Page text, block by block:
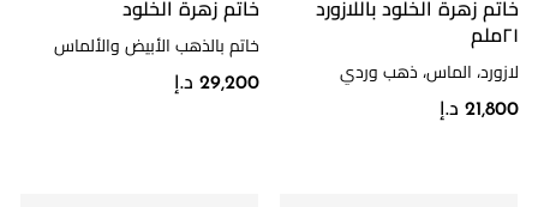
خاتم زهرة الخلود باللازورد
٢١ملم
لازورد، الماس، ذهب وردي
21,800 د.إ
خاتم زهرة الخلود
خاتم بالذهب الأبيض والألماس
29,200 د.إ